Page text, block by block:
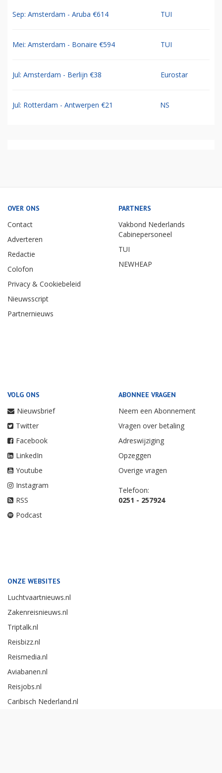
Sep: Amsterdam - Aruba €614 TUI
Mei: Amsterdam - Bonaire €594 TUI
Jul: Amsterdam - Berlijn €38 Eurostar
Jul: Rotterdam - Antwerpen €21 NS
OVER ONS
Contact
Adverteren
Redactie
Colofon
Privacy & Cookiebeleid
Nieuwsscript
Partnernieuws
PARTNERS
Vakbond Nederlands
Cabinepersoneel
TUI
NEWHEAP
VOLG ONS
Nieuwsbrief
Twitter
Facebook
LinkedIn
Youtube
Instagram
RSS
Podcast
ABONNEE VRAGEN
Neem een Abonnement
Vragen over betaling
Adreswijziging
Opzeggen
Overige vragen
Telefoon:
0251 - 257924
ONZE WEBSITES
Luchtvaartnieuws.nl
Zakenreisnieuws.nl
Triptalk.nl
Reisbizz.nl
Reismedia.nl
Aviabanen.nl
Reisjobs.nl
Caribisch Nederland.nl